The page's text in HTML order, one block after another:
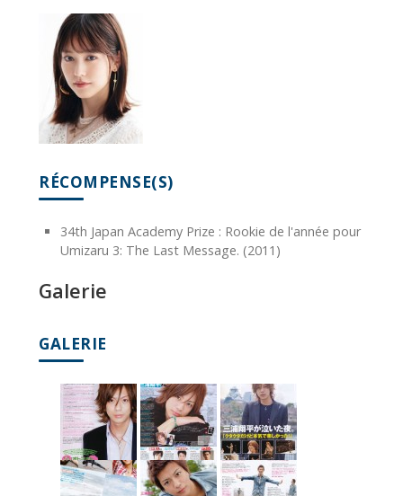
RÉCOMPENSE(S)
34th Japan Academy Prize : Rookie de l'année pour
Umizaru 3: The Last Message. (2011)
Galerie
GALERIE